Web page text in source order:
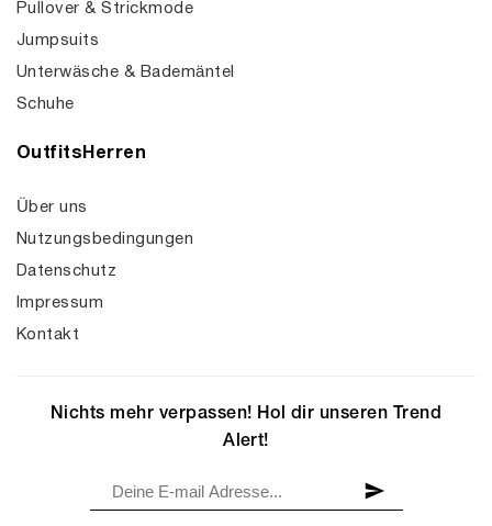
Pullover & Strickmode
Jumpsuits
Unterwäsche & Bademäntel
Schuhe
OutfitsHerren
Über uns
Nutzungsbedingungen
Datenschutz
Impressum
Kontakt
Nichts mehr verpassen! Hol dir unseren Trend
Alert!